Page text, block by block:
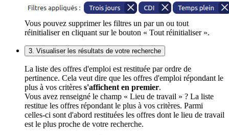
Vous pouvez supprimer les filtres un par un ou tout
réinitialiser en cliquant sur le bouton « Tout réinitialiser ».
3. Visualiser les résultats de votre recherche
La liste des offres d'emploi est restituée par ordre de
pertinence. Cela veut dire que les offres d'emploi répondant le
plus à vos critères s'affichent en premier.
Vous avez renseigné le champ « Lieu de travail » ? La liste
restitue les offres répondant le plus à vos critères. Parmi
celles-ci sont d'abord restituées les offres dont le lieu de travail
est le plus proche de votre recherche.